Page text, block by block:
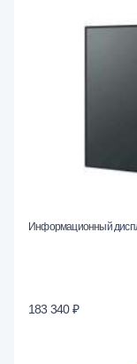
Информационный
183 340 ₽